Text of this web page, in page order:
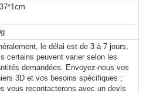
le délai est de 3 à 7 jours,
certains peuvent varier selon les
demandées. Envoyez-nous vos
3D et vos besoins spécifiques ;
vous recontacterons avec un devis